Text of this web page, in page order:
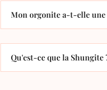
Mon orgonite a-t-elle une
Qu'est-ce que la Shungite